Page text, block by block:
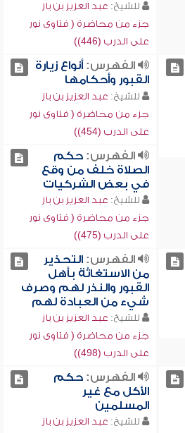
للشيخ: عبد العزيز بن باز
جزء من محاضرة ( فتاوى نور
على الدرب (446))
الفهرس:أنواع زيارة
القبور وأحكامها
للشيخ: عبد العزيز بن باز
جزء من محاضرة ( فتاوى نور
على الدرب (454))
الفهرس:حكم
الصلاة خلف من وقع
في بعض الشركيات
للشيخ: عبد العزيز بن باز
جزء من محاضرة ( فتاوى نور
على الدرب (475))
الفهرس:التحذير
من الاستغاثة بأهل
القبور والنذر لهم وصرف
شيء من العبادة لهم
للشيخ: عبد العزيز بن باز
جزء من محاضرة ( فتاوى نور
على الدرب (498))
الفهرس:حكم
الأكل مع غير
المسلمين
للشيخ: عبد العزيز بن باز